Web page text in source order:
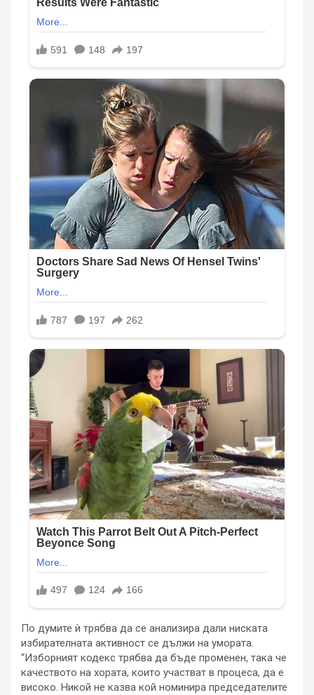
По думите ѝ трябва да се анализира дали ниската
избирателната активност се дължи на умората.
“Изборният кодекс трябва да бъде променен, така че
качеството на хората, които участват в процеса, да е
високо. Никой не казва кой номинира председателите